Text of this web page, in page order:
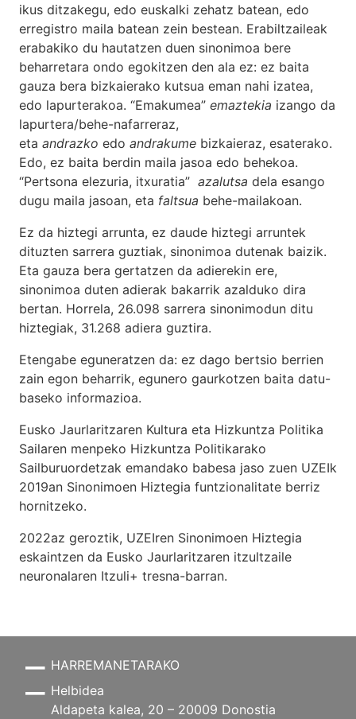
ikus ditzakegu, edo euskalki zehatz batean, edo
erregistro maila batean zein bestean. Erabiltzaileak
erabakiko du hautatzen duen sinonimoa bere
beharretara ondo egokitzen den ala ez: ez baita
gauza bera bizkaierako kutsua eman nahi izatea,
edo lapurterakoa. “Emakumea” emaztekia izango da
lapurtera/behe-nafarreraz,
eta andrazko edo andrakume bizkaieraz, esaterako.
Edo, ez baita berdin maila jasoa edo behekoa.
“Pertsona elezuria, itxuratia” azalutsa dela esango
dugu maila jasoan, eta faltsua behe-mailakoan.
Ez da hiztegi arrunta, ez daude hiztegi arruntek
dituzten sarrera guztiak, sinonimoa dutenak baizik.
Eta gauza bera gertatzen da adierekin ere,
sinonimoa duten adierak bakarrik azalduko dira
bertan. Horrela, 26.098 sarrera sinonimodun ditu
hiztegiak, 31.268 adiera guztira.
Etengabe eguneratzen da: ez dago bertsio berrien
zain egon beharrik, egunero gaurkotzen baita datu-
baseko informazioa.
Eusko Jaurlaritzaren Kultura eta Hizkuntza Politika
Sailaren menpeko Hizkuntza Politikarako
Sailburuordetzak emandako babesa jaso zuen UZEIk
2019an Sinonimoen Hiztegia funtzionalitate berriz
hornitzeko.
2022az geroztik, UZEIren Sinonimoen Hiztegia
eskaintzen da Eusko Jaurlaritzaren itzultzaile
neuronalaren Itzuli+ tresna-barran.
HARREMANETARAKO
Helbidea
Aldapeta kalea, 20 – 20009 Donostia